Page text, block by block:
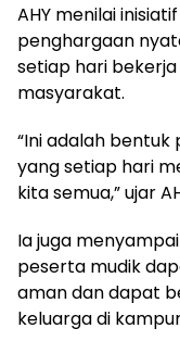
AHY menilaiinisiatif
penghargaan
setiap hari bekerja
masyarakat.
“Iniadalah bentuk
yangsetiap hari
kitasemua,”ujar
Iajuga
peserta mudik
amandandapat
keluargadi